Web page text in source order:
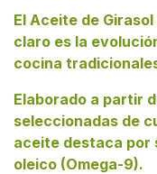
El Aceite de
claro es la
cocina
Elaborado a partir
seleccionadas de
aceite destaca por
oleico (Omega-9).